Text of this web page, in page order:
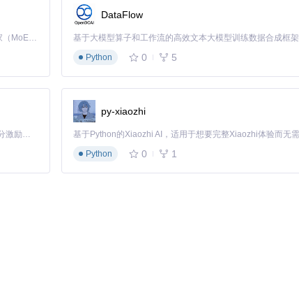
仔细核对设备名称和容量，确保选择正确的目标设备。
Kimi K3 是Kimi能力最强的模型：这是一个拥有 2.8 万亿参数的混合专家（MoE）模型，具备原生视觉理解能力，并支持 100 万 token 的上下文窗口。
DataFlow
基于大模型算子和工作流的高效文本大模型训练数据合成框架
Python
0 5
「源启盛夏」暑期校园开发者成长计划旨在激活校园开源力量，通过积分激励、认证扶持、资源倾斜等形式，引导高校组织和开发者完成「入驻 — 建项目 — 做贡献 — 获认证 — 得资源」的完整闭环。无论你是想带领社团入驻平台的组织者，还是希望用代码贡献证明自己的开发者，都能在这里找到属于你的成长路径。
py-xiaozhi
Python
0 1